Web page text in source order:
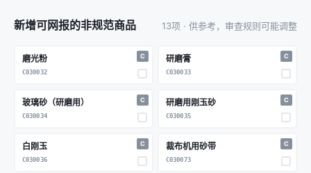
新增可网报的非规范商品 13项 · 供参考，审查规则可能调整
磨光粉
C030032
C 研磨膏
C030033
C
玻璃砂（研磨用）
C030034
C 研磨用刚玉砂
C030035
C
白刚玉
C030036
C 裁布机用砂带
C030073
C